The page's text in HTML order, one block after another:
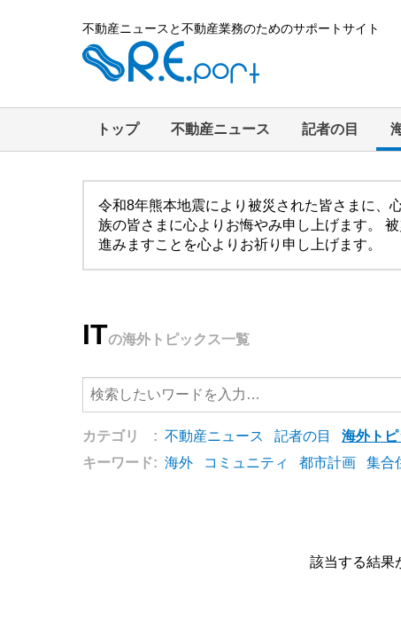
不動産ニュースと不動産業務のためのサポートサイト
トップ 不動産ニュース 記者の目
令和8年熊本地震により被災された皆さまに、
族の皆さまに心よりお悔やみ申し上げます。
進みますことを心よりお祈り申し上げます。
ITの海外トピックス一覧
カテゴリ : 不動産ニュース 記者の目
海外ト
キーワード: 海外 コミュニティ 都市計画 集合
該当する結果